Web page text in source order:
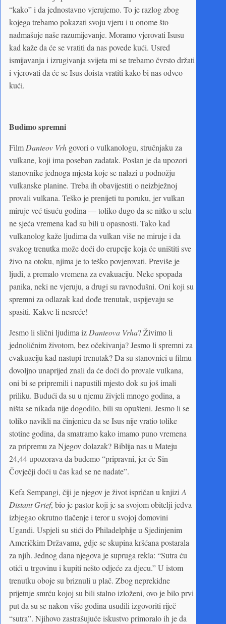
“kako” i da jednostavno vjerujemo. To je razlog zbog
kojega trebamo pokazati svoju vjeru i u onome što
nadmašuje naše razumijevanje. Moramo vjerovati Isusu
kad kaže da će se vratiti da nas povede kući. Usred
ismijavanja i izrugivanja svijeta mi se trebamo čvrsto držati
i vjerovati da će se Isus doista vratiti kako bi nas odveo
kući.
Budimo spremni
Film Danteov Vrh govori o vulkanologu, stručnjaku za
vulkane, koji ima poseban zadatak. Poslan je da upozori
stanovnike jednoga mjesta koje se nalazi u podnožju
vulkanske planine. Treba ih obavijestiti o neizbježnoj
provali vulkana. Teško je prenijeti tu poruku, jer vulkan
miruje već tisuću godina — toliko dugo da se nitko u selu
ne sjeća vremena kad su bili u opasnosti. Tako kad
vulkanolog kaže ljudima da vulkan više ne miruje i da
svakog trenutka može doći do erupcije koja će uništiti sve
živo na otoku, njima je to teško povjerovati. Previše je
ljudi, a premalo vremena za evakuaciju. Neke spopada
panika, neki ne vjeruju, a drugi su ravnodušni. Oni koji su
spremni za odlazak kad dođe trenutak, uspijevaju se
spasiti. Kakve li nesreće!
Jesmo li slični ljudima iz Danteova Vrha? Živimo li
jednoličnim životom, bez očekivanja? Jesmo li spremni za
evakuaciju kad nastupi trenutak? Da su stanovnici u filmu
dovoljno unaprijed znali da će doći do provale vulkana,
oni bi se pripremili i napustili mjesto dok su još imali
priliku. Budući da su u njemu živjeli mnogo godina, a
ništa se nikada nije dogodilo, bili su opušteni. Jesmo li se
toliko navikli na činjenicu da se Isus nije vratio tolike
stotine godina, da smatramo kako imamo puno vremena
za pripremu za Njegov dolazak? Biblija nas u Mateju
24,44 upozorava da budemo “pripravni, jer će Sin
Čovječji doći u čas kad se ne nadate”.
Kefa Sempangi, čiji je njegov je život ispričan u knjizi A
Distant Grief, bio je pastor koji je sa svojom obitelji jedva
izbjegao okrutno tlačenje i teror u svojoj domovini
Ugandi. Uspjeli su stići do Philadelphije u Sjedinjenim
Američkim Državama, gdje se skupina kršćana postarala
za njih. Jednog dana njegova je supruga rekla: “Sutra ću
otići u trgovinu i kupiti nešto odjeće za djecu.” U istom
trenutku oboje su briznuli u plač. Zbog neprekidne
prijetnje smrću kojoj su bili stalno izloženi, ovo je bilo prvi
put da su se nakon više godina usudili izgovoriti riječ
“sutra”. Njihovo zastrašujuće iskustvo primoralo ih je da